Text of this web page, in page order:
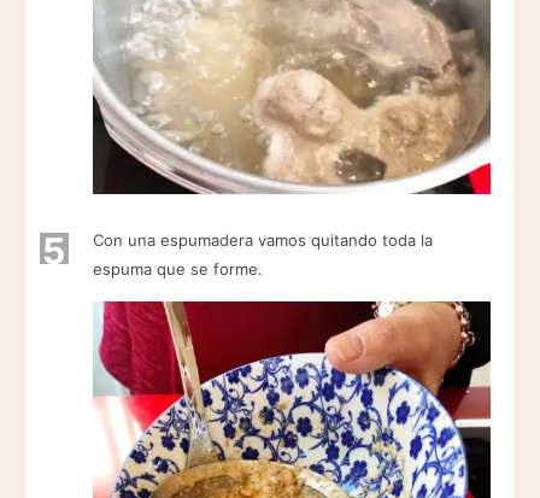
5
Con una espumadera vamos quitando toda la
espuma que se forme.